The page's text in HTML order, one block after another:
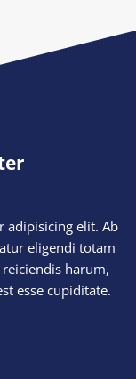
adipisicing elit. Ab
eligendi totam
harum,
esse cupiditate.